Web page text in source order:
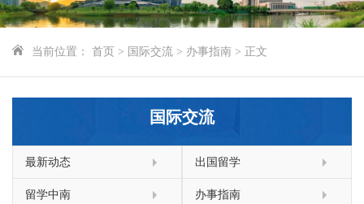
当前位置： 首页 > 国际交流 > 办事指南 > 正文
国际交流
最新动态 出国留学
留学中南 办事指南